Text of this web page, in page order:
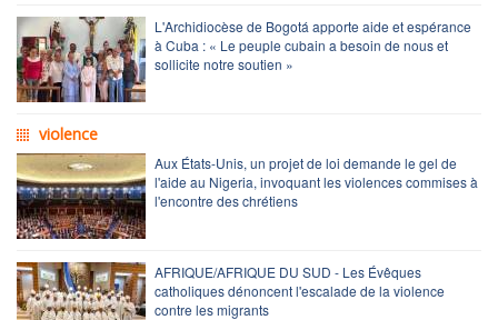
L'Archidiocèse de Bogotá apporte aide et espérance
à Cuba : « Le peuple cubain a besoin de nous et
sollicite notre soutien »
violence
Aux États-Unis, un projet de loi demande le gel de
l'aide au Nigeria, invoquant les violences commises à
l'encontre des chrétiens
AFRIQUE/AFRIQUE DU SUD - Les Évêques
catholiques dénoncent l'escalade de la violence
contre les migrants